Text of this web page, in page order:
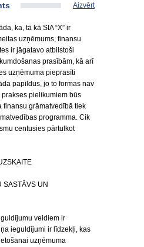
Aizvērt
ka, tā kā SIA “X” ir
uzņēmums, finansu
ir jāgatavo atbilstoši
prasībām, kā arī
uzņēmuma pieprasīti
papildus, jo to formas nav
pielikumiem būs
finansu grāmatvedībā tiek
programma. Cik
centusies pārtulkot
SASTĀVS UN
veidiem ir
ieguldījumi ir līdzekļi, kas
uzņēmuma